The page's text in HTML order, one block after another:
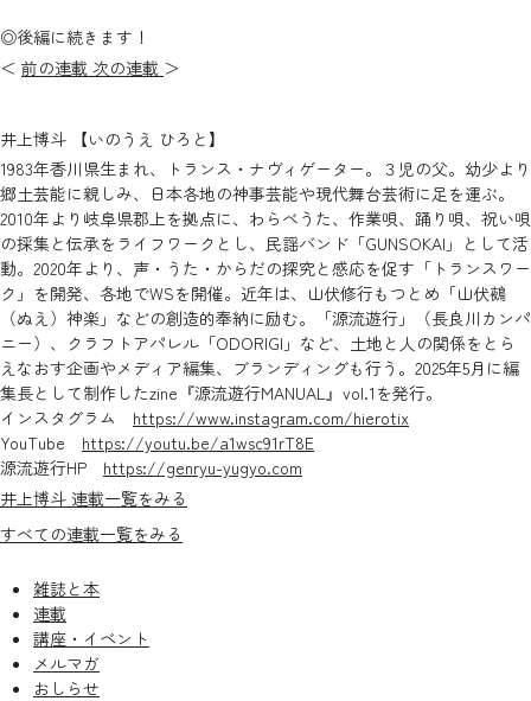
◎後編に続きます！
＜ 前の連載 次の連載 ＞
井上博斗 【いのうえ ひろと】
1983年香川県生まれ、トランス・ナヴィゲーター。３児の父。幼少より
郷土芸能に親しみ、日本各地の神事芸能や現代舞台芸術に足を運ぶ。
2010年より岐阜県郡上を拠点に、わらべうた、作業唄、踊り唄、祝い唄
の採集と伝承をライフワークとし、民謡バンド「GUNSOKAI」として活
動。2020年より、声・うた・からだの探究と感応を促す「トランスワー
ク」を開発、各地でWSを開催。近年は、山伏修行もつとめ「山伏鵺
（ぬえ）神楽」などの創造的奉納に励む。「源流遊行」（長良川カンパ
ニー）、クラフトアパレル「ODORIGI」など、土地と人の関係をとら
えなおす企画やメディア編集、ブランディングも行う。2025年5月に編
集長として制作したzine『源流遊行MANUAL』vol.1を発行。
インスタグラム https://www.instagram.com/hierotix
YouTube https://youtu.be/a1wsc91rT8E
源流遊行HP https://genryu-yugyo.com
井上博斗 連載一覧をみる
すべての連載一覧をみる
雑誌と本
連載
講座・イベント
メルマガ
おしらせ